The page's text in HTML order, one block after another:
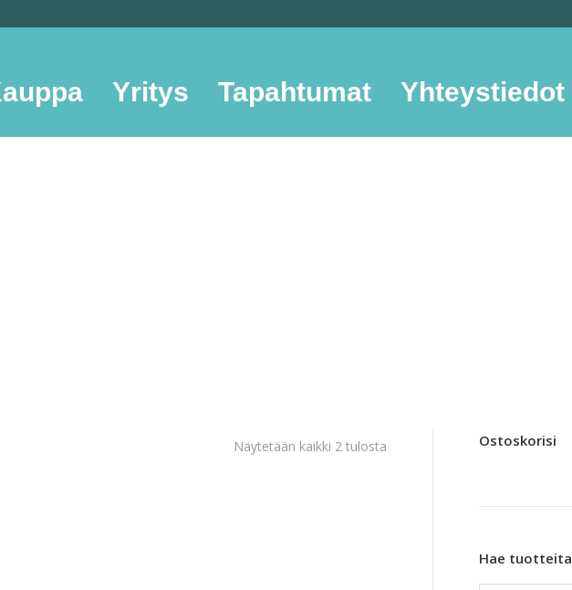
Yritys Tapahtumat Yhteystiedot
Näytetään kaikki 2 tulosta Ostoskorisi
Hae tuotteita